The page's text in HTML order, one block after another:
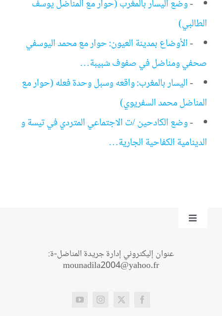
-وضع اليسار بالمغرب (حوار مع المناضل يوسف
الطالبي)
-الأوضاع بمدينة العيون: حوار مع محمد اليوسفي
صحفي ومناضل في صفوف شبيبة…
-اليسار بالمغرب: واقعه وسبل وحدة فعله (حوار مع
المناضل محمد السفريوي)
-وضع الكادحين /ت الاجتماعي المتردي في تيسة و
الدينامية الكفاحية الجارية…
Toggle
عنوان إليكتروني إدارة جريدة المناضل-ة:
mounadila2004@yahoo.fr